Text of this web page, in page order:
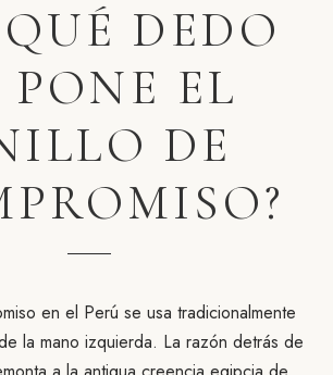
DEDO
PONE EL
DE
en el Perú se usa tradicionalmente
la mano izquierda. La razón detrás de